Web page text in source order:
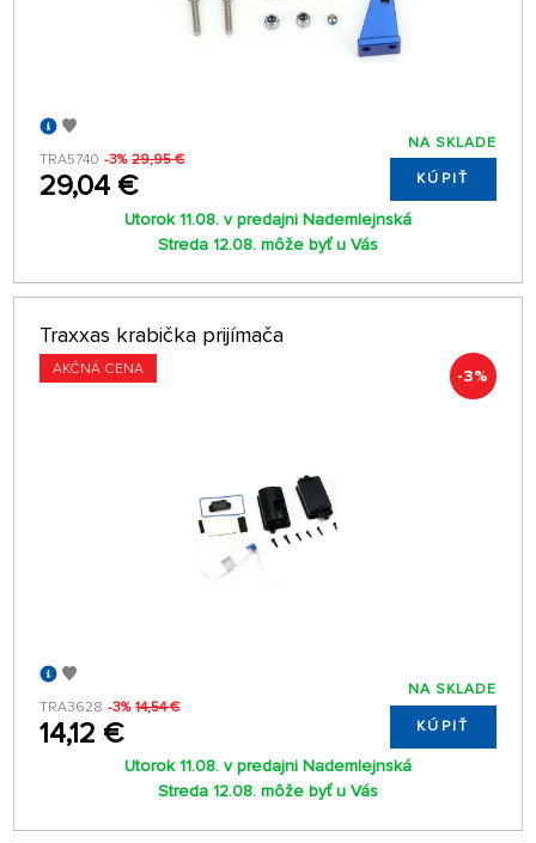
TRA5740 -3% 29,95 €
29,04 €
NA SKLADE
KÚPIŤ
Utorok 11.08. v predajni Nademlejnská
Streda 12.08. môže byť u Vás
Traxxas krabička prijímača
AKČNÁ CENA -3%
TRA3628 -3% 14,54 €
14,12 €
NA SKLADE
KÚPIŤ
Utorok 11.08. v predajni Nademlejnská
Streda 12.08. môže byť u Vás